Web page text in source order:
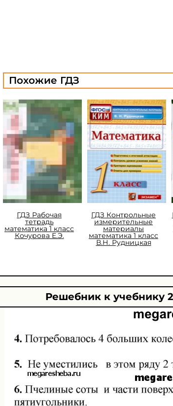
Похожие ГДЗ
ГДЗ Рабочая
тетрадь
математика 1 класс
Кочурова Е.Э.
ГДЗ Контрольные
измерительные
материалы
математика 1 класс
В.Н. Рудницкая
Решебник к учебнику